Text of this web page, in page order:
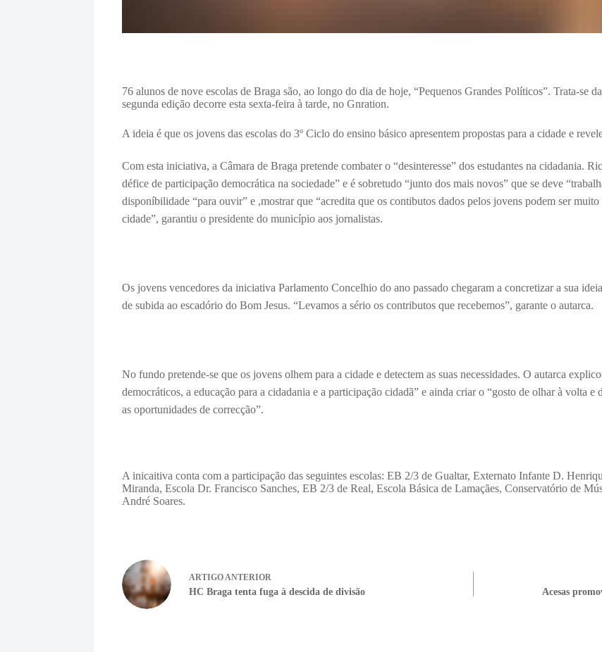
76 alunos de nove escolas de Braga são, ao longo do dia de hoje, “Pequenos Grandes Políticos”. Trata-se
segunda edição decorre esta sexta-feira à tarde, no Gnration.
A ideia é que os jovens das escolas do 3º Ciclo do ensino básico apresentem propostas para a cidade e
Com esta iniciativa, a Câmara de Braga pretende combater o “desinteresse” dos estudantes na cidadania.
défice de participação democrática na sociedade” e é sobretudo “junto dos mais novos” que se deve
disponíbilidade “para ouvir” e ,mostrar que “acredita que os contibutos dados pelos jovens podem ser
cidade”, garantiu o presidente do município aos jornalistas.
Os jovens vencedores da iniciativa Parlamento Concelhio do ano passado chegaram a concretizar a sua
de subida ao escadório do Bom Jesus. “Levamos a sério os contributos que recebemos”, garante o autarca.
No fundo pretende-se que os jovens olhem para a cidade e detectem as suas necessidades. O autarca
democráticos, a educação para a cidadania e a participação cidadã” e ainda criar o “gosto de olhar à volta e
as oportunidades de correcção”.
A inicaitiva conta com a participação das seguintes escolas: EB 2/3 de Gualtar, Externato Infante D.
Miranda, Escola Dr. Francisco Sanches, EB 2/3 de Real, Escola Básica de Lamaçães, Conservatório de
André Soares.
ARTIGOANTERIOR
HC Braga tenta fuga à descida de divisão Acesas